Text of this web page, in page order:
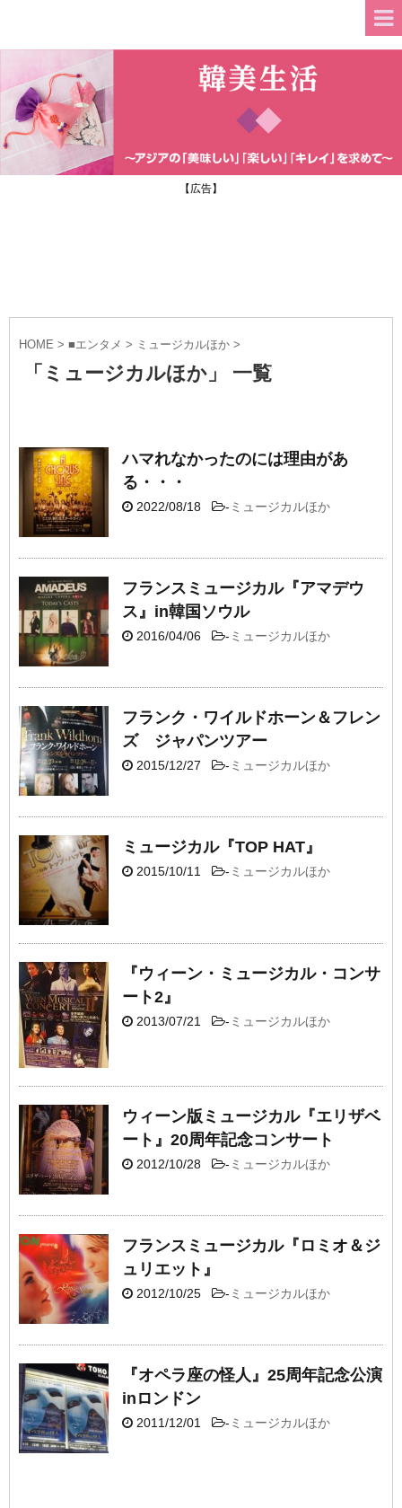
【広告】
HOME > ■エンタメ > ミュージカルほか >
「ミュージカルほか」 一覧
ハマれなかったのには理由があ
る・・・
2022/08/18 - ミュージカルほか
フランスミュージカル『アマデウ
ス』in韓国ソウル
2016/04/06 - ミュージカルほか
フランク・ワイルドホーン＆フレン
ズ ジャパンツアー
2015/12/27 - ミュージカルほか
ミュージカル『TOP HAT』
2015/10/11 - ミュージカルほか
『ウィーン・ミュージカル・コンサ
ート2』
2013/07/21 - ミュージカルほか
ウィーン版ミュージカル『エリザベ
ート』20周年記念コンサート
2012/10/28 - ミュージカルほか
フランスミュージカル『ロミオ＆ジ
ュリエット』
2012/10/25 - ミュージカルほか
『オペラ座の怪人』25周年記念公演
inロンドン
2011/12/01 - ミュージカルほか